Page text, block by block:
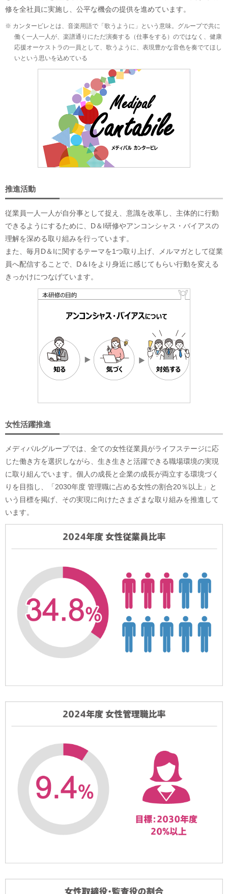
修を全社員に実施し、公平な機会の提供を進めています。
※ カンタービレとは、音楽用語で「歌うように」という意味。グループで共に
働く一人一人が、楽譜通りにただ演奏する（仕事をする）のではなく、健康
応援オーケストラの一員として、歌うように、表現豊かな音色を奏でてほし
いという思いを込めている
推進活動
従業員一人一人が自分事として捉え、意識を改革し、主体的に行動
できるようにするために、D＆I研修やアンコンシャス・バイアスの
理解を深める取り組みを行っています。
また、毎月D＆Iに関するテーマを1つ取り上げ、メルマガとして従業
員へ配信することで、D＆Iをより身近に感じてもらい行動を変える
きっかけにつなげています。
女性活躍推進
メディパルグループでは、全ての女性従業員がライフステージに応
じた働き方を選択しながら、生き生きと活躍できる職場環境の実現
に取り組んでいます。個人の成長と企業の成長が両立する環境づく
りを目指し、「2030年度 管理職に占める女性の割合20％以上」と
いう目標を掲げ、その実現に向けたさまざまな取り組みを推進して
います。